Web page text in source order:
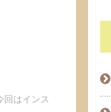
回はインス